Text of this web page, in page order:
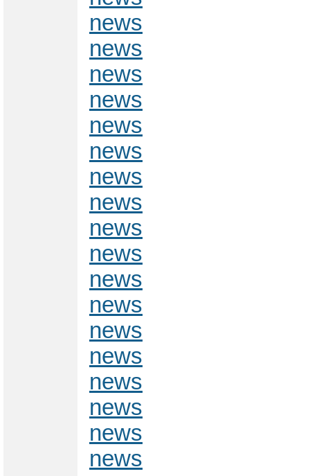
news
news
news
news
news
news
news
news
news
news
news
news
news
news
news
news
news
news